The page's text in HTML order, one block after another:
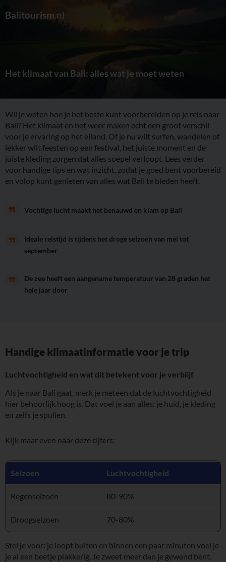
Balitourism.nl
Het klimaat van Bali: alles wat je moet weten
Wil je weten hoe je het beste kunt voorbereiden op je reis naar
Bali? Het klimaat en het weer maken echt een groot verschil
voor je ervaring op het eiland. Of je nu wilt surfen, wandelen of
lekker wilt feesten op een festival, het juiste moment en de
juiste kleding zorgen dat alles soepel verloopt. Lees verder
voor handige tips en wat inzicht, zodat je goed bent voorbereid
en volop kunt genieten van alles wat Bali te bieden heeft.
Vochtige lucht maakt het benauwd en klam op Bali
Ideale reistijd is tijdens het droge seizoen van mei tot
september
De zee heeft een aangename temperatuur van 28 graden het
hele jaar door
Handige klimaatinformatie voor je trip
Luchtvochtigheid en wat dit betekent voor je verblijf
Als je naar Bali gaat, merk je meteen dat de luchtvochtigheid
hier behoorlijk hoog is. Dat voel je aan alles: je huid, je kleding
en zelfs je spullen.
Kijk maar even naar deze cijfers:
Seizoen Luchtvochtigheid
Regenseizoen 80-90%
Droogseizoen 70-80%
Stel je voor: je loopt buiten en binnen een paar minuten voel je
je al een beetje plakkerig. Je zweet meer dan je gewend bent,